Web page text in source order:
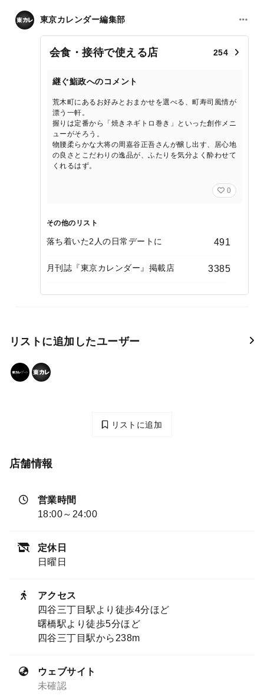
東京カレンダー編集部
会食・接待で使える店 254
継ぐ鮨政へのコメント
荒木町にあるお好みとおまかせを選べる、町寿司風情が
漂う一軒。
握りは定番から「焼きネギトロ巻き」といった創作メニ
ューがそろう。
物腰柔らかな大将の周嘉谷正吾さんが醸し出す、居心地
の良さとこだわりの逸品が、ふたりを気分よく酔わせて
くれるはず。
0
その他のリスト
落ち着いた2人の日常デートに 491
月刊誌『東京カレンダー』掲載店 3385
リストに追加したユーザー
リストに追加
店舗情報
営業時間
18:00～24:00
定休日
日曜日
アクセス
四谷三丁目駅より徒歩4分ほど
曙橋駅より徒歩5分ほど
四谷三丁目駅から238m
ウェブサイト
未確認